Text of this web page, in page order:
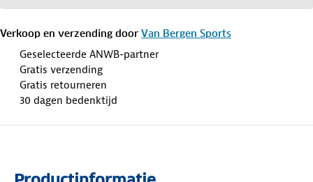
Verkoop en verzending door Van Bergen Sports
Geselecteerde ANWB-partner
Gratis verzending
Gratis retourneren
30 dagen bedenktijd